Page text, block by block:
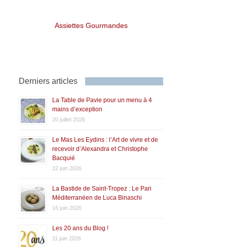
Assiettes Gourmandes
Derniers articles
La Table de Pavie pour un menu à 4
mains d’exception
20 juillet 2026
Le Mas Les Eydins : l’Art de vivre et de
recevoir d’Alexandra et Christophe
Bacquié
22 juin 2026
La Bastide de Saint-Tropez : Le Pari
Méditerranéen de Luca Binaschi
16 juin 2026
Les 20 ans du Blog !
11 juin 2026